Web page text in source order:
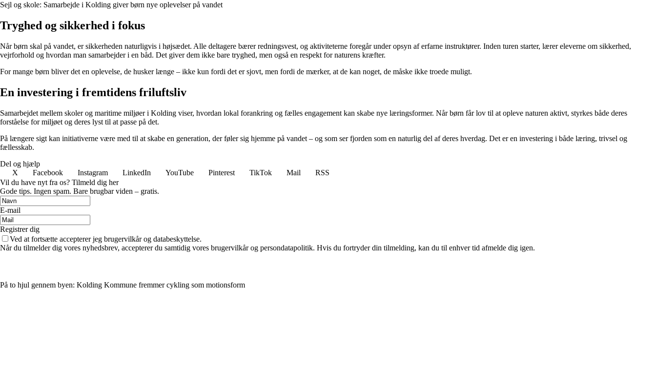
Sejl og skole: Samarbejde i Kolding giver børn nye oplevelser på vandet
Tryghed og sikkerhed i fokus
Når børn skal på vandet, er sikkerheden naturligvis i højsædet. Alle deltagere bærer redningsvest, og aktiviteterne foregår under opsyn af erfarne instruktører. Inden turen starter, lærer eleverne om sikkerhed,
vejrforhold og hvordan man samarbejder i en båd. Det giver dem ikke bare tryghed, men også en respekt for naturens kræfter.
For mange børn bliver det en oplevelse, de husker længe – ikke kun fordi det er sjovt, men fordi de mærker, at de kan noget, de måske ikke troede muligt.
En investering i fremtidens friluftsliv
Samarbejdet mellem skoler og maritime miljøer i Kolding viser, hvordan lokal forankring og fælles engagement kan skabe nye læringsformer. Når børn får lov til at opleve naturen aktivt, styrkes både deres
forståelse for miljøet og deres lyst til at passe på det.
På længere sigt kan initiativerne være med til at skabe en generation, der føler sig hjemme på vandet – og som ser fjorden som en naturlig del af deres hverdag. Det er en investering i både læring, trivsel og
fællesskab.
Del og hjælp
X
Facebook Instagram LinkedIn YouTube Pinterest TikTok Mail
RSS
Vil du have nyt fra os? Tilmeld dig her
Gode tips. Ingen spam. Bare brugbar viden – gratis.
E-mail
Registrer dig
Ved at fortsætte accepterer jeg brugervilkår og databeskyttelse.
Når du tilmelder dig vores nyhedsbrev, accepterer du samtidig vores brugervilkår og persondatapolitik. Hvis du fortryder din tilmelding, kan du til enhver tid afmelde dig igen.
På to hjul gennem byen: Kolding Kommune fremmer cykling som motionsform